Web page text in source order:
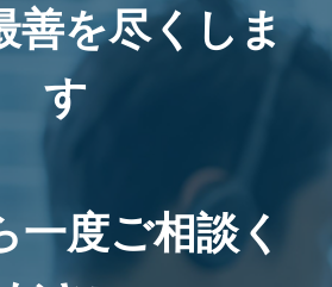
善を尽くしま
す
一度ご相談く